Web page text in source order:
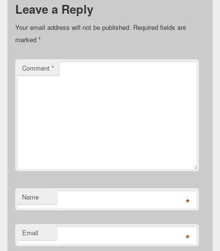
Leave a Reply
Your email address will not be published. Required fields are
marked *
Comment *
Name *
Email *